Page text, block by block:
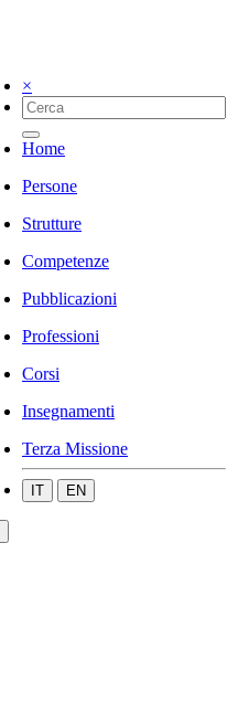
×
Home
Persone
Strutture
Competenze
Pubblicazioni
Professioni
Corsi
Insegnamenti
Terza Missione
IT EN